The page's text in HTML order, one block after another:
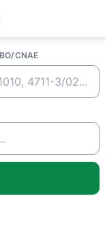
CNAE